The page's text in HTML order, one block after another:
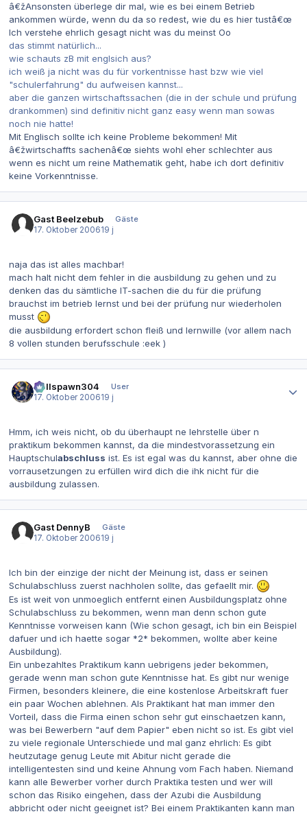
â€žAnsonsten überlege dir mal, wie es bei einem Betrieb
ankommen würde, wenn du da so redest, wie du es hier tustâ€œ
Ich verstehe ehrlich gesagt nicht was du meinst Oo
das stimmt natürlich...
wie schauts zB mit englsich aus?
ich weiß ja nicht was du für vorkentnisse hast bzw wie viel
"schulerfahrung" du aufweisen kannst...
aber die ganzen wirtschaftssachen (die in der schule und prüfung
drankommen) sind definitiv nicht ganz easy wenn man sowas
noch nie hatte!
Mit Englisch sollte ich keine Probleme bekommen! Mit
â€žwirtschaffts sachenâ€œ siehts wohl eher schlechter aus
wenn es nicht um reine Mathematik geht, habe ich dort definitiv
keine Vorkenntnisse.
Gast Beelzebub
Gäste
17. Oktober 200619 j
naja das ist alles machbar!
mach halt nicht dem fehler in die ausbildung zu gehen und zu
denken das du sämtliche IT-sachen die du für die prüfung
brauchst im betrieb lernst und bei der prüfung nur wiederholen
musst
die ausbildung erfordert schon fleiß und lernwille (vor allem nach
8 vollen stunden berufsschule :eek )
Hellspawn304
User
17. Oktober 200619 j
Hmm, ich weis nicht, ob du überhaupt ne lehrstelle über n
praktikum bekommen kannst, da die mindestvorassetzung ein
Hauptschulabschluss ist. Es ist egal was du kannst, aber ohne die
vorrausetzungen zu erfüllen wird dich die ihk nicht für die
ausbildung zulassen.
Gast DennyB
Gäste
17. Oktober 200619 j
Ich bin der einzige der nicht der Meinung ist, dass er seinen
Schulabschluss zuerst nachholen sollte, das gefaellt mir.
Es ist weit von unmoeglich entfernt einen Ausbildungsplatz ohne
Schulabschluss zu bekommen, wenn man denn schon gute
Kenntnisse vorweisen kann (Wie schon gesagt, ich bin ein Beispiel
dafuer und ich haette sogar *2* bekommen, wollte aber keine
Ausbildung).
Ein unbezahltes Praktikum kann uebrigens jeder bekommen,
gerade wenn man schon gute Kenntnisse hat. Es gibt nur wenige
Firmen, besonders kleinere, die eine kostenlose Arbeitskraft fuer
ein paar Wochen ablehnen. Als Praktikant hat man immer den
Vorteil, dass die Firma einen schon sehr gut einschaetzen kann,
was bei Bewerbern "auf dem Papier" eben nicht so ist. Es gibt viel
zu viele regionale Unterschiede und mal ganz ehrlich: Es gibt
heutzutage genug Leute mit Abitur nicht gerade die
intelligentesten sind und keine Ahnung vom Fach haben. Niemand
kann alle Bewerber vorher durch Praktika testen und wer will
schon das Risiko eingehen, dass der Azubi die Ausbildung
abbricht oder nicht geeignet ist? Bei einem Praktikanten kann man